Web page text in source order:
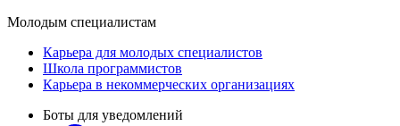
Молодым специалистам
Карьера для молодых специалистов
Школа программистов
Карьера в некоммерческих организациях
Боты для уведомлений